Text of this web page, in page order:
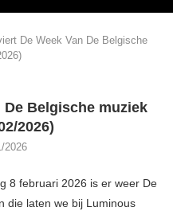
De Week Van De Belgische
De Belgische muziek
2026)
2026
8 februari 2026 is er weer De
die laten we bij Luminous